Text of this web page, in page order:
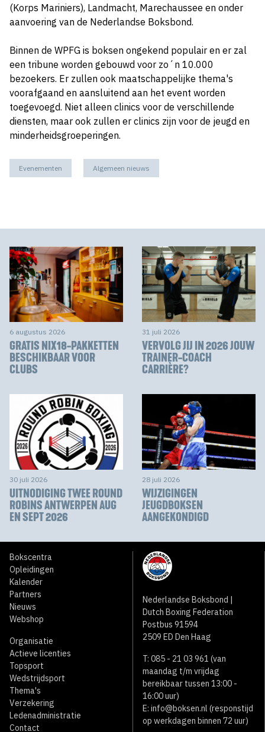
(Korps Mariniers), Landmacht, Marechaussee en onder
aanvoering van de Nederlandse Boksbond.
Binnen de WPFG is boksen ongekend populair en er zal
een tribune worden gebouwd voor zo´n 10.000
bezoekers. Er zullen ook maatschappelijke thema's
voorafgaand en aansluitend aan het event worden
toegevoegd. Niet alleen clinics voor de verschillende
diensten, maar ook zullen er clinics zijn voor de jeugd en
minderheidsgroeperingen.
Evenementen Algemeen nieuws
6 augustus 2026
GRATIS NIX18-PAKKETTEN
BESCHIKBAAR VOOR
CLUBS
31 juli 2026
VERVOLG JIJ IN 2026 JOUW
TRAINER-COACH
CARRIÈRE?
30 juli 2026
UITNODIGING TWEE ROUND
ROBINS ANTWERPEN AUG
EN SEPT 2026
28 juli 2026
WIJZIGINGEN
JEUGDBOKSEN
AANGEKONDIGD
Bokscentra
Opleidingen
Kalender
Partners
Nieuws
Webshop
Organisatie
Actieve licenties
Topsport
Wedstrijdsport
Thema's
Verzekering
Ledenadministratie
Contact
Nederlandse Boksbond |
Dutch Boxing Federation
Postbus 91594
2509 ED Den Haag
T: 085 - 21 03 961 (van
maandag t/m vrijdag
bereikbaar tussen 13:00 -
16:00 uur)
E: info@boksen.nl (responstijd
op werkdagen binnen 72 uur)